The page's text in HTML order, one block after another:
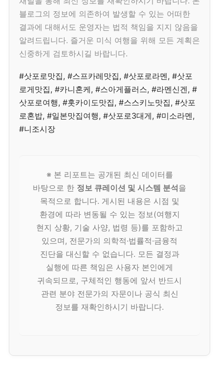
블로그의 정보에 의존하여 발생할 수 있는 어떠한
결과에 대해서도 운영자는 법적 책임을 지지 않음을
알려드립니다. 즐거운 미식 여행을 위해 모든 계획은
신중하게 검토하시길 바랍니다.
#삿포로맛집, #스프카레맛집, #삿포로라멘, #삿포
로게맛집, #카니혼케, #스아게플러스, #라멘신겐, #
삿포로여행, #홋카이도맛집, #스스키노맛집, #삿포
로혼밥, #일본맛집여행, #삿포로3대게, #미소라멘,
#니조시장
※ 본 리포트는 공개된 최신 데이터를
바탕으로 한 정보 큐레이션 및 시스템 분석을
목적으로 합니다. 게시된 내용은 시점 및
환경에 따라 변동될 수 있는 정보(여행지
현지 상황, 기술 사양, 법령 등)를 포함하고
있으며, 전문가의 의학적·법률적·금융적
진단을 대신할 수 없습니다. 모든 결정과
실행에 따른 책임은 사용자 본인에게
귀속되므로, 구체적인 행동에 앞서 반드시
관련 분야 전문가의 자문이나 공식 최신
정보를 재확인하시기 바랍니다.